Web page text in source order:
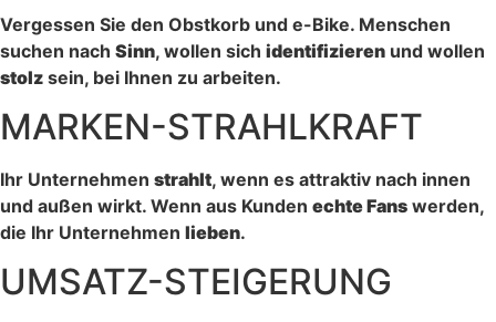
Vergessen Sie den Obstkorb und e-Bike. Menschen
suchen nach Sinn, wollen sich identifizieren und wollen
stolz sein, bei Ihnen zu arbeiten.
MARKEN-STRAHLKRAFT
Ihr Unternehmen strahlt, wenn es attraktiv nach innen
und außen wirkt. Wenn aus Kunden echte Fans werden,
die Ihr Unternehmen lieben.
UMSATZ-STEIGERUNG